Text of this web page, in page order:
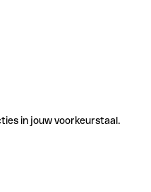
in jouw voorkeurstaal.